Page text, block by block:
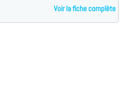
Voir la fiche complète